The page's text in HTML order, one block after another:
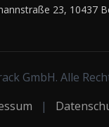
23, 10437
GmbH. Alle
|